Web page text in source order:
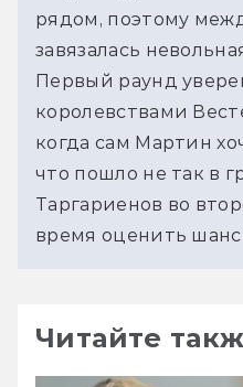
рядом, поэтому
завязалась
Первый раунд
королевствами
когда сам Мартин
что пошло не так в
Таргариенов во
время оценить
Читайте